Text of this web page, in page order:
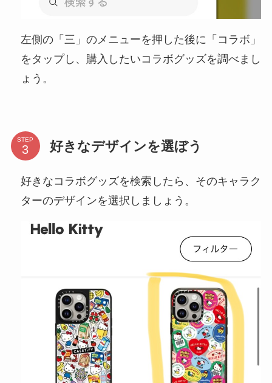
左側の「三」のメニューを押した後に「コラボ」
をタップし、購入したいコラボグッズを調べまし
ょう。
STEP 好きなデザインを選ぼう
好きなコラボグッズを検索したら、そのキャラク
ターのデザインを選択しましょう。